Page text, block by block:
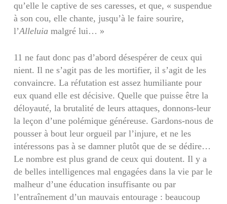
qu’elle le captive de ses caresses, et que, « suspendue
à son cou, elle chante, jusqu’à le faire sourire,
l’Alleluiamalgré lui… »
11 ne faut donc pas d’abord désespérer de ceux qui
nient. Il ne s’agit pas de les mortifier, il s’agit de les
convaincre. La réfutation est assez humi­liante pour
eux quand elle est décisive. Quelle que puisse être la
déloyauté, la brutalité de leurs atta­ques, donnons-leur
la leçon d’une polémique gé­néreuse. Gardons-nous de
pousser à bout leur orgueil par l’injure, et ne les
intéressons pas à se damner plutôt que de se dédire…
Le nombre est plus grand de ceux qui doutent. Il y a
de belles intelli­gences mal engagées dans la vie par le
malheur d’une éducation insuffisante ou par
l’entraînement d’un mauvais entourage : beaucoup